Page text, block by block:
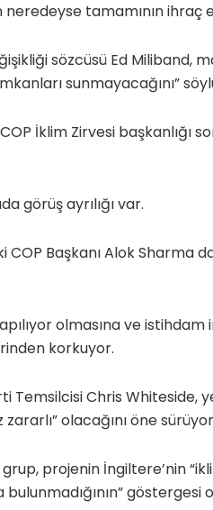
tamamının ihraç
sözcüsü Ed Miliband,
sunmayacağını”
İklim Zirvesi başkanlığı
görüş ayrılığı var.
COP Başkanı Alok Sharma
olmasına ve
korkuyor.
Temsilcisi Chris Whiteside,
olacağını öne
projenin İngiltere’nin
göstergesi